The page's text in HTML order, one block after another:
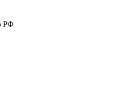
РФ